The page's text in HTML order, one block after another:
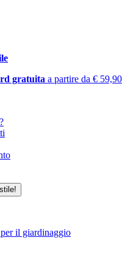
gratuita a partire da € 59,90
il giardinaggio